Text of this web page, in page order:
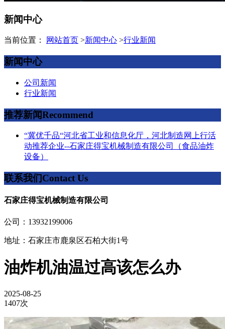
新闻中心
当前位置： 网站首页 >新闻中心 >行业新闻
新闻中心
公司新闻
行业新闻
推荐新闻Recommend
“冀优千品“河北省工业和信息化厅，河北制造网上行活
动推荐企业--石家庄得宝机械制造有限公司（食品油炸
设备）
联系我们Contact Us
石家庄得宝机械制造有限公司
公司：13932199006
地址：石家庄市鹿泉区石柏大街1号
油炸机油温过高该怎么办
2025-08-25
1407次